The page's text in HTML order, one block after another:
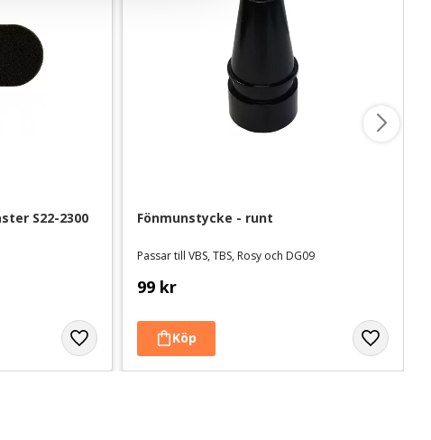
S22-2300 Fönmunstycke - runt
Passar till VBS, TBS, Rosy och DG09
99 kr